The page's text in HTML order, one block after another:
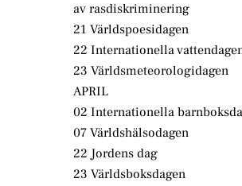
av rasdiskriminering
21 Världspoesidagen
22 Internationella
23 Världsmeteorologidagen
APRIL
02 Internationella
07 Världshälsodagen
22 Jordens dag
23 Världsboksdagen